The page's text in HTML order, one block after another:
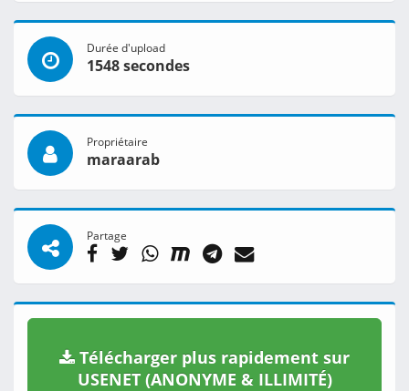
Durée d'upload
1548 secondes
Propriétaire
maraarab
Partage
Télécharger plus rapidement sur
USENET (ANONYME & ILLIMITÉ)